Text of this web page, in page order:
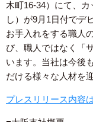
木町16-34）にて、
し）が9月1日付でデ
お手入れをする職人
び、職人ではなく「
います。当社は今後
だける様々な人材を
プレスリリース内容